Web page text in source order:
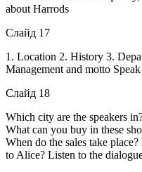
about Harrods
Слайд 17
1. Location 2. History 3.
Management and motto
Слайд 18
Which city are the speakers
What can you buy in these
When do the sales take
to Alice? Listen to the